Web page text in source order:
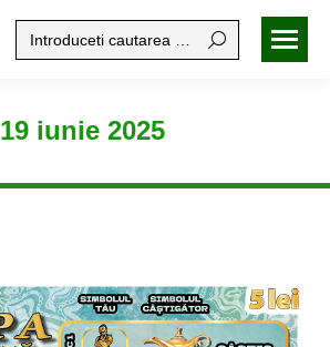
Search:
19 iunie 2025